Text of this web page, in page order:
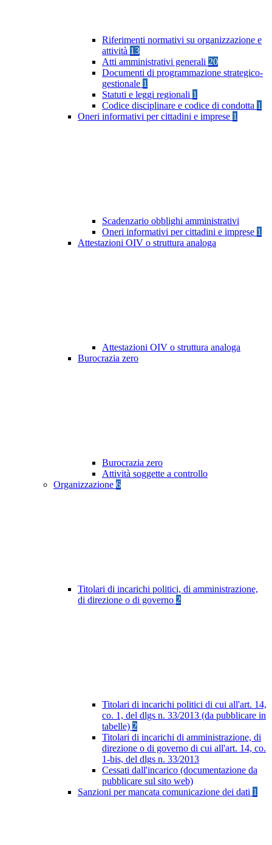
Riferimenti normativi su organizzazione e
attività 13
Atti amministrativi generali 20
Documenti di programmazione strategico-
gestionale 1
Statuti e leggi regionali 1
Codice disciplinare e codice di condotta 1
Oneri informativi per cittadini e imprese 1
Scadenzario obblighi amministrativi
Oneri informativi per cittadini e imprese 1
Attestazioni OIV o struttura analoga
Attestazioni OIV o struttura analoga
Burocrazia zero
Burocrazia zero
Attività soggette a controllo
Organizzazione 6
Titolari di incarichi politici, di amministrazione,
di direzione o di governo 2
Titolari di incarichi politici di cui all'art. 14,
co. 1, del dlgs n. 33/2013 (da pubblicare in
tabelle) 2
Titolari di incarichi di amministrazione, di
direzione o di governo di cui all'art. 14, co.
1-bis, del dlgs n. 33/2013
Cessati dall'incarico (documentazione da
pubblicare sul sito web)
Sanzioni per mancata comunicazione dei dati 1